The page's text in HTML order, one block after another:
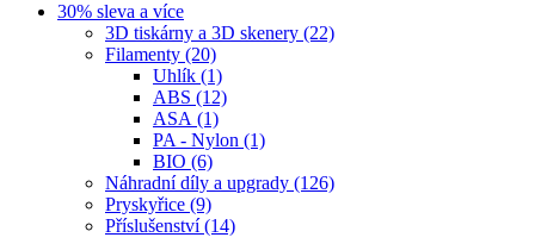
30% sleva a více
3D tiskárny a 3D skenery (22)
Filamenty (20)
Uhlík (1)
ABS (12)
ASA (1)
PA - Nylon (1)
BIO (6)
Náhradní díly a upgrady (126)
Pryskyřice (9)
Příslušenství (14)